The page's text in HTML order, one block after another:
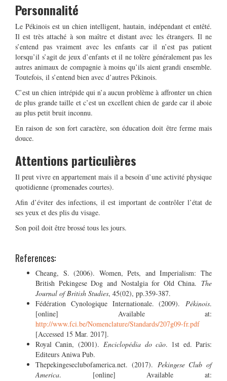
Personnalité
Le Pékinois est un chien intelligent, hautain, indépendant et entêté.
Il est très attaché à son maître et distant avec les étrangers. Il ne
s’entend pas vraiment avec les enfants car il n’est pas patient
lorsqu’il s’agit de jeux d’enfants et il ne tolère généralement pas les
autres animaux de compagnie à moins qu’ils aient grandi ensemble.
Toutefois, il s’entend bien avec d’autres Pékinois.
C’est un chien intrépide qui n’a aucun problème à affronter un chien
de plus grande taille et c’est un excellent chien de garde car il aboie
au plus petit bruit inconnu.
En raison de son fort caractère, son éducation doit être ferme mais
douce.
Attentions particulières
Il peut vivre en appartement mais il a besoin d’une activité physique
quotidienne (promenades courtes).
Afin d’éviter des infections, il est important de contrôler l’état de
ses yeux et des plis du visage.
Son poil doit être brossé tous les jours.
References:
Cheang, S. (2006). Women, Pets, and Imperialism: The
British Pekingese Dog and Nostalgia for Old China. The
Journal of British Studies, 45(02), pp.359-387.
Fédération Cynologique Internationale. (2009). Pékinois.
[online] Available at:
http://www.fci.be/Nomenclature/Standards/207g09-fr.pdf
[Accessed 15 Mar. 2017].
Royal Canin, (2001).Enciclopédia do cão. 1st ed. Paris:
Editeurs Aniwa Pub.
Thepekingeseclubofamerica.net. (2017). Pekingese Club of
America. [online] Available at: